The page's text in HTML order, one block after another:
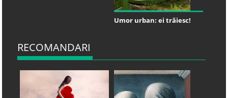
Umor urban: ei trăiesc!
RECOMANDARI